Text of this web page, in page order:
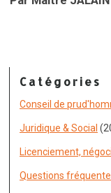
Catégories
Conseil de
Juridique & Social
Licenciement,
Questions